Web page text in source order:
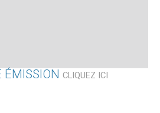
ÉMISSION CLIQUEZ ICI